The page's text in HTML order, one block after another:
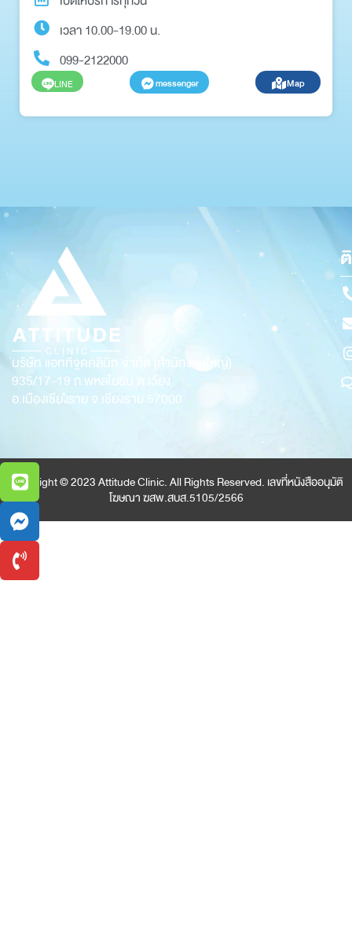
เวลา 10.00-19.00 น.
099-2122000
LINE messenger Map
บริษัท แอททิจูดคลินิก จำกัด (สำนักงานใหญ่)
935/17-19 ถ.พหลโยธิน ต.เวียง
อ.เมืองเชียงราย จ.เชียงราย 57000
Copyright © 2023 Attitude Clinic. All Rights Reserved. เลขที่หนังสืออนุมัติ
โฆษณา ฆสพ.สบส.5105/2566